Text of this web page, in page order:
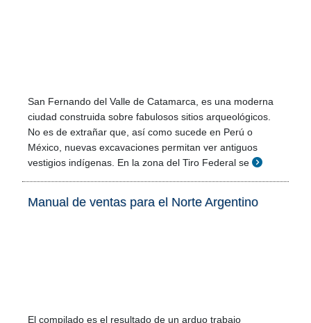
San Fernando del Valle de Catamarca, es una moderna
ciudad construida sobre fabulosos sitios arqueológicos.
No es de extrañar que, así como sucede en Perú o
México, nuevas excavaciones permitan ver antiguos
vestigios indígenas. En la zona del Tiro Federal se
Manual de ventas para el Norte Argentino
El compilado es el resultado de un arduo trabajo